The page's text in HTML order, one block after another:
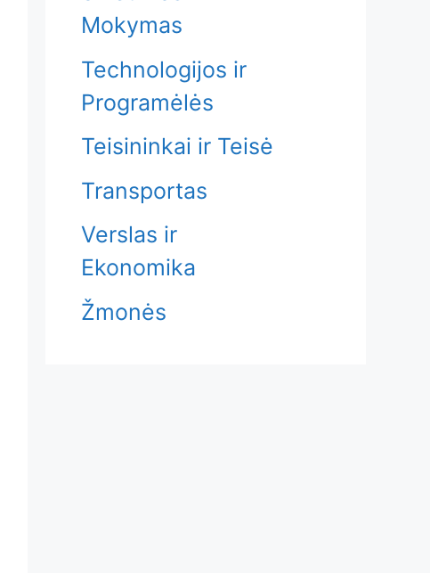
Mokymas
Technologijos ir
Programėlės
Teisininkai ir Teisė
Transportas
Verslas ir
Ekonomika
Žmonės